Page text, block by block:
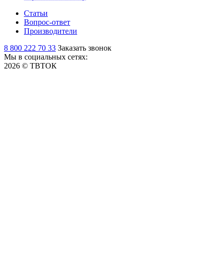
Статьи
Вопрос-ответ
Производители
8 800 222 70 33 Заказать звонок
Мы в социальных сетях:
2026 © ТВТОК